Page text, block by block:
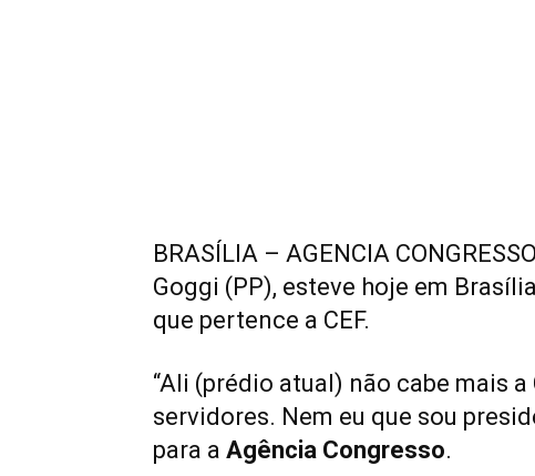
BRASÍLIA – AGENCIA
Goggi (PP), esteve hoje em
que pertence a CEF.
“Ali (prédio atual) não cabe mais
servidores. Nem eu que sou
para a Agência Congresso.